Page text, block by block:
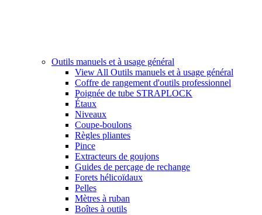
Outils manuels et à usage général
View All Outils manuels et à usage général
Coffre de rangement d'outils professionnel
Poignée de tube STRAPLOCK
Étaux
Niveaux
Coupe-boulons
Règles pliantes
Pince
Extracteurs de goujons
Guides de perçage de rechange
Forets hélicoïdaux
Pelles
Mètres à ruban
Boîtes à outils